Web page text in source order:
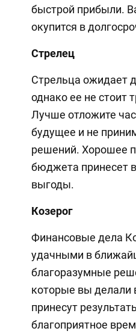
быстрой прибыли.
окупится в
Стрелец
Стрельца ожидает
однако ее не стоит
Лучше отложите
будущее и не
решений. Хорошее
бюджета принесет
выгоды.
Козерог
Финансовые дела
удачными в
благоразумные
которые вы делали
принесут
благоприятное